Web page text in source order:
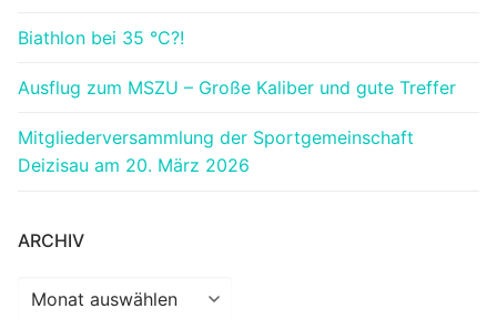
Biathlon bei 35 °C?!
Ausflug zum MSZU – Große Kaliber und gute Treffer
Mitgliederversammlung der Sportgemeinschaft
Deizisau am 20. März 2026
ARCHIV
Archiv